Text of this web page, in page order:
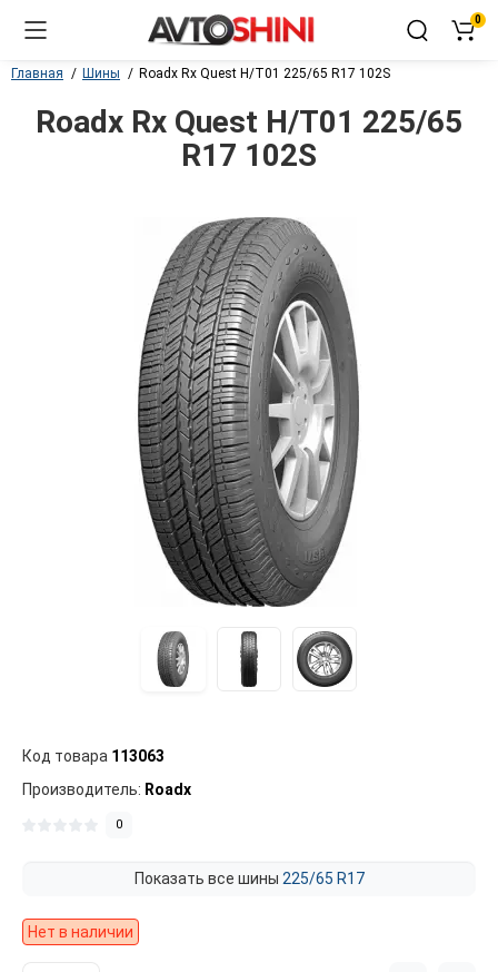
0
Главная Шины Roadx Rx Quest H/T01 225/65 R17 102S
Roadx Rx Quest H/T01 225/65
R17 102S
Код товара 113063
Производитель: Roadx
0
Показать все шины 225/65 R17
Нет в наличии